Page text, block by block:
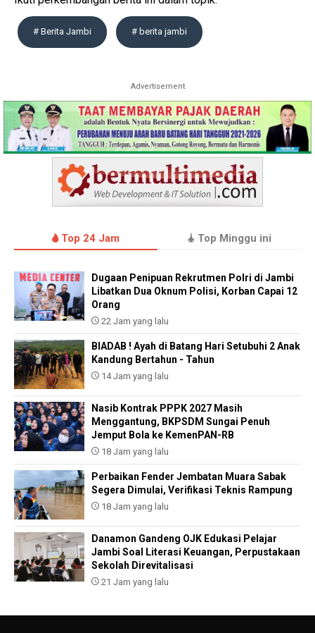
# Berita Jambi # berita jambi
Advertisement
Top 24 Jam Top Minggu ini
Dugaan Penipuan Rekrutmen Polri di Jambi
Libatkan Dua Oknum Polisi, Korban Capai 12
Orang
22 Jam yang lalu
BIADAB ! Ayah di Batang Hari Setubuhi 2 Anak
Kandung Bertahun - Tahun
14 Jam yang lalu
Nasib Kontrak PPPK 2027 Masih
Menggantung, BKPSDM Sungai Penuh
Jemput Bola ke KemenPAN-RB
18 Jam yang lalu
Perbaikan Fender Jembatan Muara Sabak
Segera Dimulai, Verifikasi Teknis Rampung
18 Jam yang lalu
Danamon Gandeng OJK Edukasi Pelajar
Jambi Soal Literasi Keuangan, Perpustakaan
Sekolah Direvitalisasi
21 Jam yang lalu